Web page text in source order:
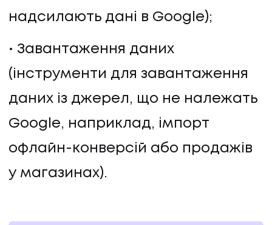
надсилають дані в Google);
Завантаження даних
(інструменти для завантаження
даних із джерел, що не належать
Google, наприклад, імпорт
офлайн-конверсій або продажів
у магазинах).